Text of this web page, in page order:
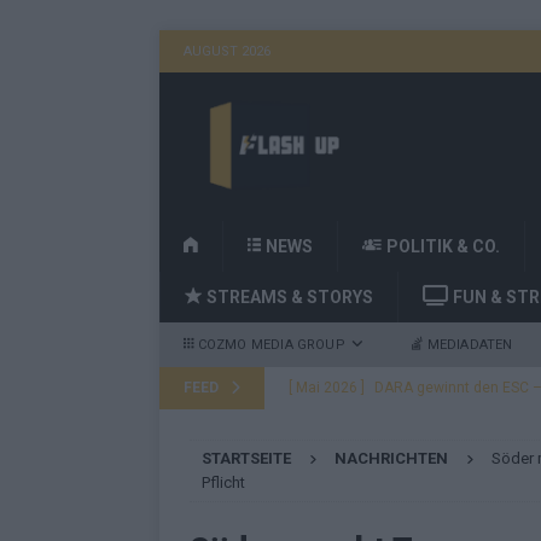
AUGUST 2026
H
M
E
NEWS POLITIK & CO.
STREAMS & STORYS FUN &
COZMO MEDIA GROUP MEDIADATEN
FEED [ Mai 2026 ] DARA gewinnt den
JJ, Lordi, Verka
STARTSEITE NACHRICHTEN
Söder
Pflicht